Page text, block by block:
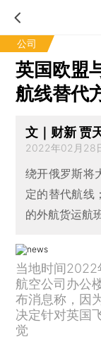
公司
英国欧盟
航线替代
文｜财新 贾
2022年02月28
绕开俄罗斯将
定的替代航线
的外航货运航
当地时间
航空公司办公
布消息称，因
决定针对英国
觉